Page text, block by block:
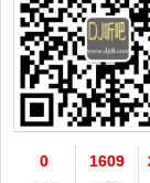
0 1609